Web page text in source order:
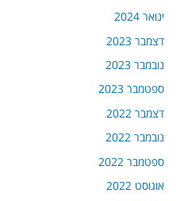
ינואר 2024
דצמבר 2023
נובמבר 2023
ספטמבר 2023
דצמבר 2022
נובמבר 2022
ספטמבר 2022
אוגוסט 2022